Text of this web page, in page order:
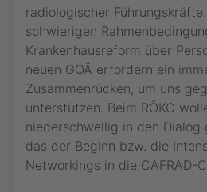
Wissenschaft & Fortbildung
CME-Punkte
Themenvielfalt
Dialog & Interaktion
Jetzt buchen
Eine Teilnahmebescheinigung
die das digitale Modul „RÖKO
Deutschen Röntgenkongress 2025
medizinische Radiologie und
gebucht haben oder noch
Melden Sie sich bitte hier an:
Vorname *
Nachname *
Vorname *
Nachname *
E-Mail-Adresse *
Bitte beachten Sie die
Jetzt teilnehmen
radiologischer
schwierigen
Krankenhausreform über
neuen GOÄ erfordern ein
Zusammenrücken, um uns
unterstützen. Beim RÖKO
niederschwellig in den Dialog
das der Beginn bzw. die
Networkings in die CAFRAD-
Wissenschaft & Fortbildung
CME-Punkte
Themenvielfalt
Dialog & Interaktion
die das digitale Modul „RÖKO
Deutscher Röntgenkongresses und
Kongress von DRG und ÖRG
Vorname *
Nachname *
Nachname *
E-Mail-Adresse *